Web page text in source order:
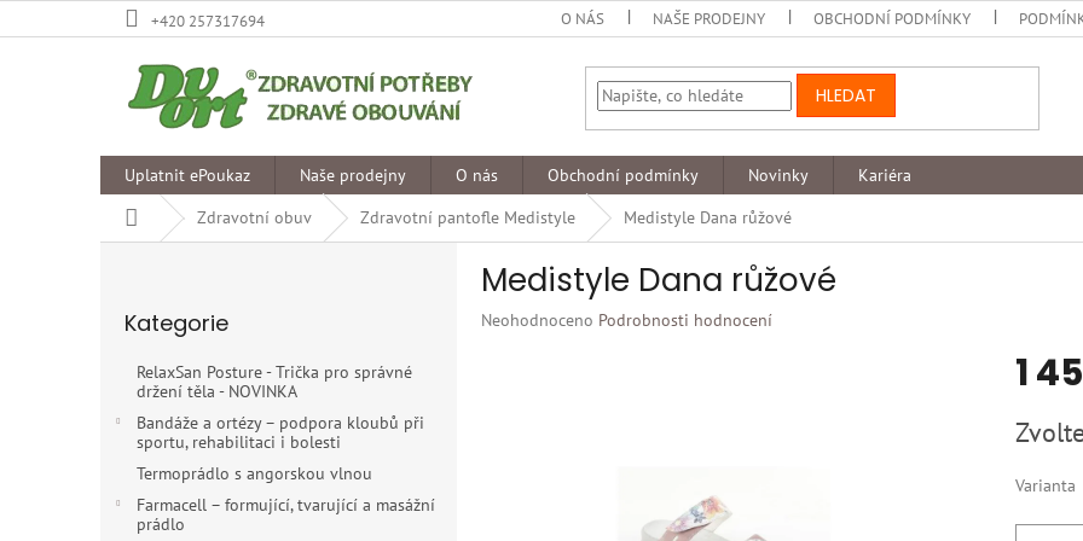
na
+420 257317694 O NÁS NAŠE PRODEJNY OBCHODNÍ PODMÍNKY
HLEDAT
Uplatnit ePoukaz Naše prodejny O nás Obchodní podmínky Novinky
Kariéra
Domů Zdravotní obuv Zdravotní pantofle Medistyle Medistyle Dana růžové
kategorie
Kategorie
RelaxSan Posture - Trička pro správné
držení těla - NOVINKA
Bandáže a ortézy – podpora kloubů při
sportu, rehabilitaci i bolesti
Termoprádlo s angorskou vlnou
Farmacell – formující, tvarující a masážní
prádlo
Medistyle Dana růžové
Průměrné
Neohodnoceno Podrobnosti hodnocení
1
cena:
Varianta